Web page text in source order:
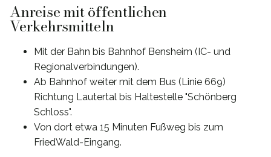
Anreise mit öffentlichen
Verkehrsmitteln
Mit der Bahn bis Bahnhof Bensheim (IC- und
Regionalverbindungen).
Ab Bahnhof weiter mit dem Bus (Linie 669)
Richtung Lautertal bis Haltestelle "Schönberg
Schloss".
Von dort etwa 15 Minuten Fußweg bis zum
FriedWald-Eingang.